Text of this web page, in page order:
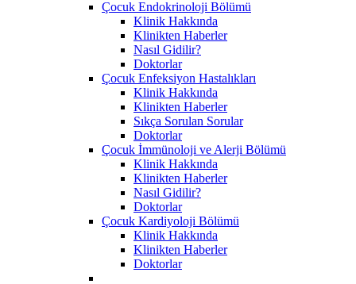
Çocuk Endokrinoloji Bölümü
Klinik Hakkında
Klinikten Haberler
Nasıl Gidilir?
Doktorlar
Çocuk Enfeksiyon Hastalıkları
Klinik Hakkında
Klinikten Haberler
Sıkça Sorulan Sorular
Doktorlar
Çocuk İmmünoloji ve Alerji Bölümü
Klinik Hakkında
Klinikten Haberler
Nasıl Gidilir?
Doktorlar
Çocuk Kardiyoloji Bölümü
Klinik Hakkında
Klinikten Haberler
Doktorlar